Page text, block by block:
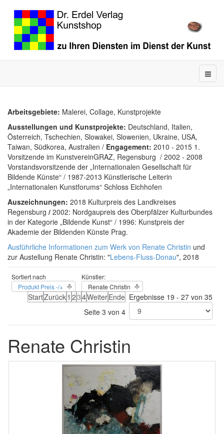
Arbeitsgebiete: Malerei, Collage, Kunstprojekte
Ausstellungen und Kunstprojekte: Deutschland, Italien,
Österreich, Tschechien, Slowakei, Slowenien, Ukraine, USA,
Taiwan, Südkorea, Australien / Engagement: 2010 - 2015 1.
Vorsitzende im KunstvereinGRAZ, Regensburg / 2002 - 2008
Vorstandsvorsitzende der „Internationalen Gesellschaft für
Bildende Künste“ / 1987-2013 Künstlerische Leiterin
„Internationalen Kunstforums“ Schloss Eichhofen
Auszeichnungen: 2018 Kulturpreis des Landkreises
Regensburg / 2002: Nordgaupreis des Oberpfälzer Kulturbundes
in der Kategorie „Bildende Kunst“ / 1996: Kunstpreis der
Akademie der Bildenden Künste Prag.
Ausführliche Informationen zum Werk von Renate Christin und
zur Austellung Renate Christin: "Lebens-Fluss-Donau", 2018
Sortiert nach
Produkt Preis -/+
Künstler:
Renate Christin
StartZurück1 234WeiterEnde
Seite 3 von 4
Ergebnisse 19 - 27 von 35
Renate Christin